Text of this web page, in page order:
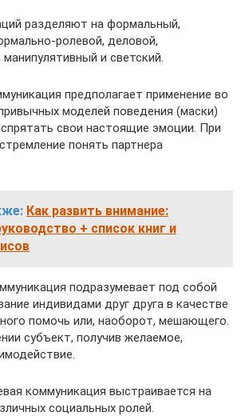
разделяют на формальный,
ролевой, деловой,
и светский.
предполагает применение во
моделей поведения (маски)
свои настоящие эмоции. При
понять партнера
Как развить внимание:
+ список книг и
подразумевает под собой
индивидами друг друга в качестве
помочь или, наоборот, мешающего.
субъект, получив желаемое,
коммуникация выстраивается на
социальных ролей.